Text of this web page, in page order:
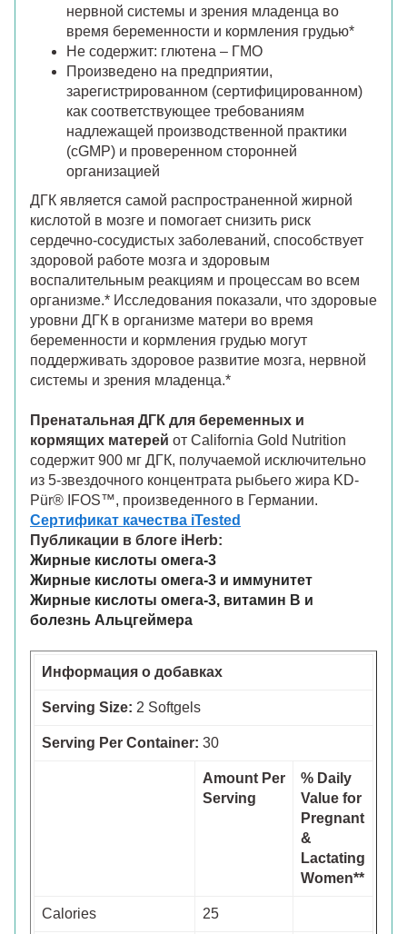
нервной системы и зрения младенца во
время беременности и кормления грудью*
Не содержит: глютена – ГМО
Произведено на предприятии,
зарегистрированном (сертифицированном)
как соответствующее требованиям
надлежащей производственной практики
(cGMP) и проверенном сторонней
организацией
ДГК является самой распространенной жирной
кислотой в мозге и помогает снизить риск
сердечно-сосудистых заболеваний, способствует
здоровой работе мозга и здоровым
воспалительным реакциям и процессам во всем
организме.* Исследования показали, что здоровые
уровни ДГК в организме матери во время
беременности и кормления грудью могут
поддерживать здоровое развитие мозга, нервной
системы и зрения младенца.*
Пренатальная ДГК для беременных и
кормящих матерей от California Gold Nutrition
содержит 900 мг ДГК, получаемой исключительно
из 5-звездочного концентрата рыбьего жира KD-
Pür® IFOS™, произведенного в Германии.
Сертификат качества iTested
Публикации в блоге iHerb:
Жирные кислоты омега-3
Жирные кислоты омега-3 и иммунитет
Жирные кислоты омега-3, витамин B и
болезнь Альцгеймера
Информация о добавках
Serving Size: 2 Softgels
Serving Per Container: 30
Amount Per
Serving
% Daily
Value for
Pregnant
&
Lactating
Women**
Calories 25